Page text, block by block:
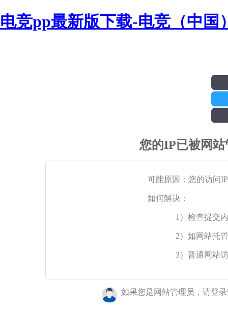
电竞pp最新版下载-电竞（中国
您的IP已被网
可能原因：您的访问
如何解决：
1）检查提交
2）如网站托
3）普通网站
如果您是网站管理员，请登